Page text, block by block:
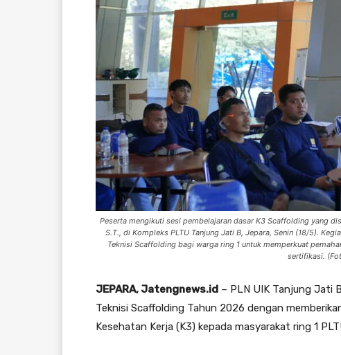
Peserta mengikuti sesi pembelajaran dasar K3 Scaffolding yang
S.T., di Kompleks PLTU Tanjung Jati B, Jepara, Senin (18/5).
Teknisi Scaffolding bagi warga ring 1 untuk memperkuat
sertifikasi.
JEPARA, Jatengnews.id – PLN UIK Tanjung Jati
Teknisi Scaffolding Tahun 2026 dengan
Kesehatan Kerja (K3) kepada masyarakat ring 1